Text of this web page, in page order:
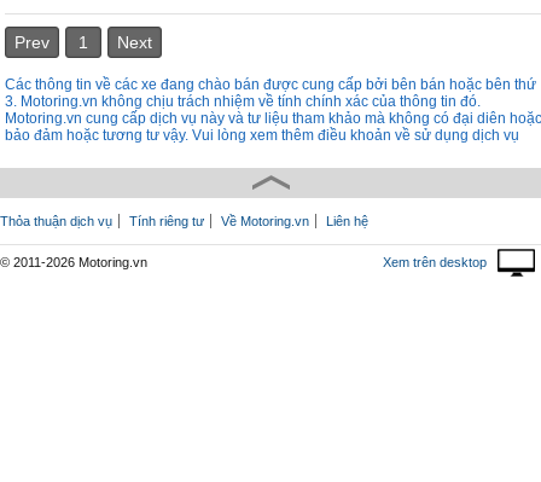
Prev 1 Next
Các thông tin về các xe đang chào bán được cung cấp bởi bên bán hoặc bên thứ
3. Motoring.vn không chịu trách nhiệm về tính chính xác của thông tin đó.
Motoring.vn cung cấp dịch vụ này và tư liệu tham khảo mà không có đại diên hoặc
bảo đảm hoặc tương tư vậy. Vui lòng xem thêm điều khoản về sử dụng dịch vụ
Thỏa thuận dịch vụ Tính riêng tư Về Motoring.vn Liên hệ
© 2011-2026 Motoring.vn Xem trên desktop